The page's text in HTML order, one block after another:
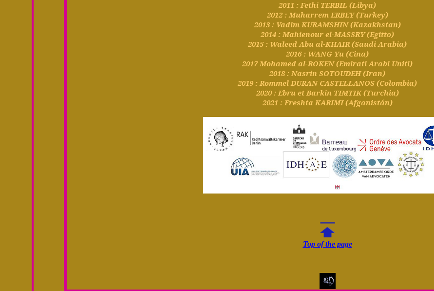
2011 : Fethi TERBIL (Libya)
2012 : MuharremERBEY (Turkey)
2013 : Vadim KURAMSHIN (Kazakhstan)
2014 : Mahienour el-MASSRY (Egitto)
2015 : Waleed Abu al-KHAIR (Saudi Arabia)
2016 : WANG Yu (Cina)
2017 Mohamed al-ROKEN (Emirati Arabi Uniti)
2018 : Nasrin SOTOUDEH (Iran)
2019 : Rommel DURAN CASTELLANOS (Colombia)
2020 : Ebru et Barkin TIMTIK (Turchia)
2021 : Freshta KARIMI (Afganistán)
Top of the page